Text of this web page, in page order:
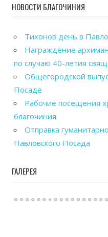
НОВОСТИ БЛАГОЧИНИЯ
Тихонов день в
Награждение
по случаю 40-летия
Общегородской
Посаде
Рабочие посещения
благочиния
Отправка
Павловского Посада
ГАЛЕРЕЯ